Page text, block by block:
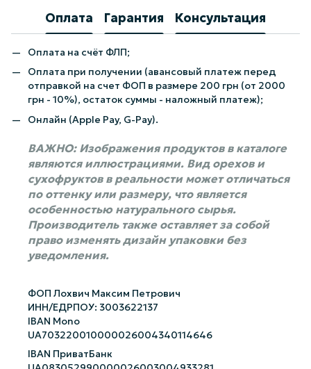
Оплата Гарантия Консультация
Оплата на счёт ФЛП;
Оплата при получении (авансовый платеж перед
отправкой на счет ФОП в размере 200 грн (от 2000
грн - 10%), остаток суммы - наложный платеж);
Онлайн (Apple Pay, G-Pay).
ВАЖНО: Изображения продуктов в каталоге
являются иллюстрациями. Вид орехов и
сухофруктов в реальности может отличаться
по оттенку или размеру, что является
особенностью натурального сырья.
Производитель также оставляет за собой
право изменять дизайн упаковки без
уведомления.
ФОП Лохвич Максим Петрович
ИНН/ЕДРПОУ: 3003622137
IBAN Mono
UA703220010000026004340114646
IBAN ПриватБанк